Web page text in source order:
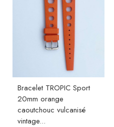
Bracelet TROPIC Sport
20mm orange
caoutchouc vulcanisé
vintage...